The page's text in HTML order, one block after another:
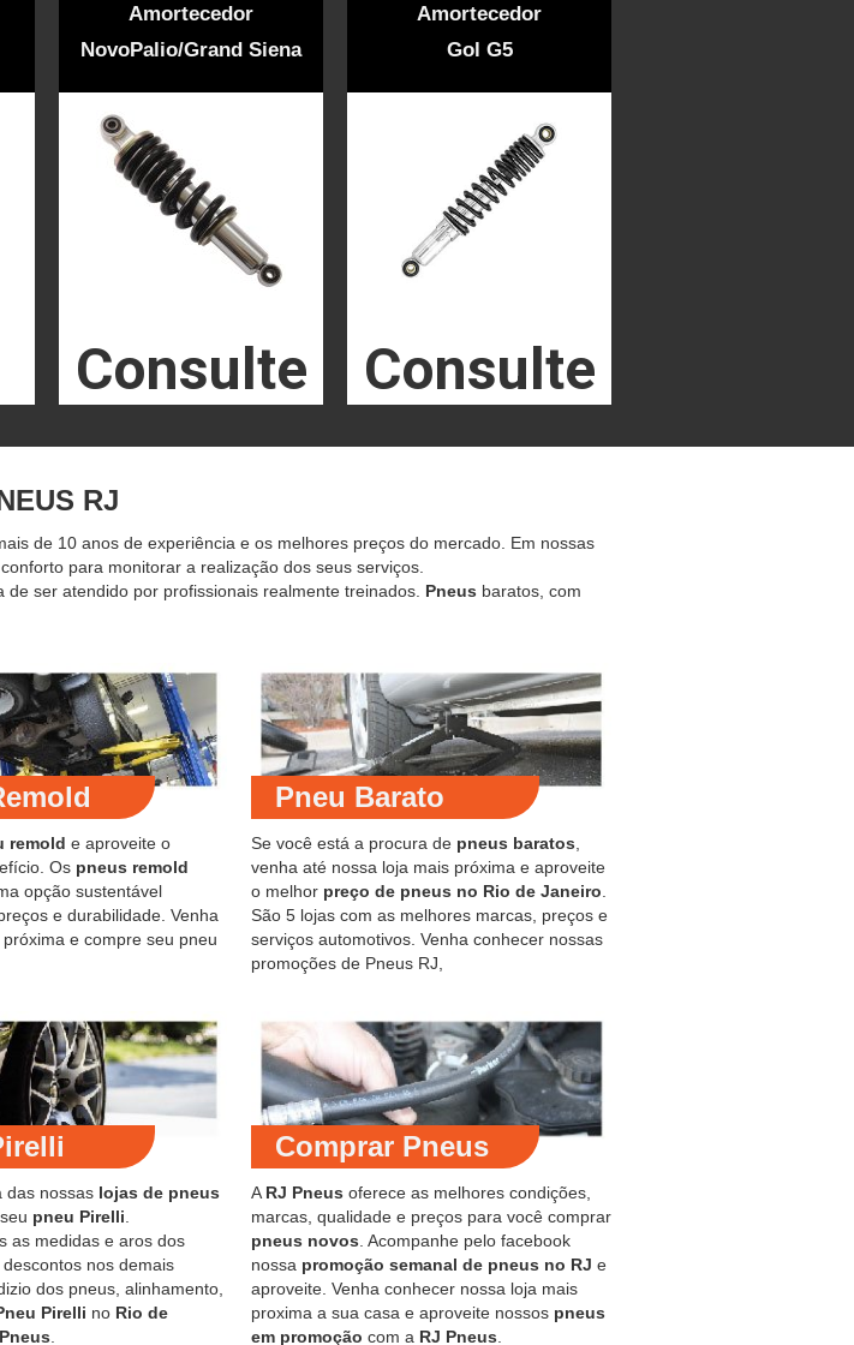
Amortecedor
NovoPalio/Grand Siena
Consulte
Amortecedor
Gol G5
Consulte
RJ
de 10 anos de experiência e os melhores preços do mercado. Em nossas
para monitorar a realização dos seus serviços.
ser atendido por profissionais realmente treinados. Pneus baratos, com
remold e aproveite o
Os pneus remold
opção sustentável
e durabilidade. Venha
e compre seu pneu
Pneu Barato
Se você está a procura de pneus baratos,
venha até nossa loja mais próxima e aproveite
o melhor preço de pneus no Rio de Janeiro.
São 5 lojas com as melhores marcas, preços e
serviços automotivos. Venha conhecer nossas
promoções de Pneus RJ,
das nossas lojas de pneus
pneu Pirelli
as medidas e aros dos
descontos nos demais
dos pneus, alinhamento,
Pirelli no Rio de
Comprar Pneus
A RJ Pneus oferece as melhores condições,
marcas, qualidade e preços para você comprar
pneus novos . Acompanhe pelo facebook
nossa promoção semanal de pneus no RJ e
aproveite. Venha conhecer nossa loja mais
proxima a sua casa e aproveite nossos pneus
em promoção com a RJ Pneus